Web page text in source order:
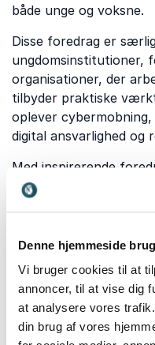
Denne hjemmeside
Vi bruger cookies til at
annoncer, til at vise dig
at analysere vores
din brug af vores
både unge og voksne.
Disse foredrag er
organisationer, der
tilbyder praktiske
oplever
digital ansvarlighed og
Med inspirerende
indsigt i både
kommer til
gøre en forskel i både
sammenhænge.
forælder, underviser
cybermobning en
aktuelt emne.